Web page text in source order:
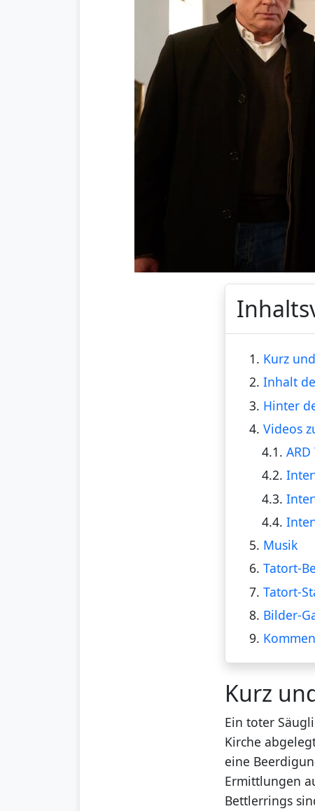
1. Kurz
2. Inhalt
3. Hinter
4. Videos
4.1.
4.2.
4.3.
4.4.
5. Musik
6. Tatort-
7. Tatort-
8. Bilder-
9.
Kurz
Ein toter
Kirche
eine
Ermittlungen
Bettlerrings